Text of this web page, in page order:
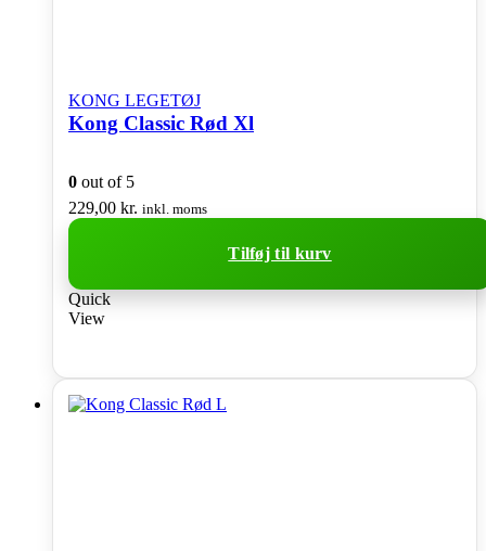
KONG LEGETØJ
Kong Classic Rød Xl
0 out of 5
229,00 kr. inkl. moms
Tilføj til kurv
Quick
View